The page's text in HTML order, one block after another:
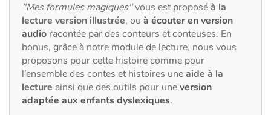
Quotidien et loisirs
À l'école
Fêtes et évènements
Amour et amitié
"Mes formules magiques"vous est proposéà la
lecture version illustrée, ou à écouter en version
audio racontée par des conteurs et conteuses. En
bonus, grâce à notre module de lecture, nous vous
proposons pour cette histoire comme pour
l’ensemble des contes et histoires uneaide à la
lecture ainsi que des outils pour uneversion
adaptée aux enfants dyslexiques.